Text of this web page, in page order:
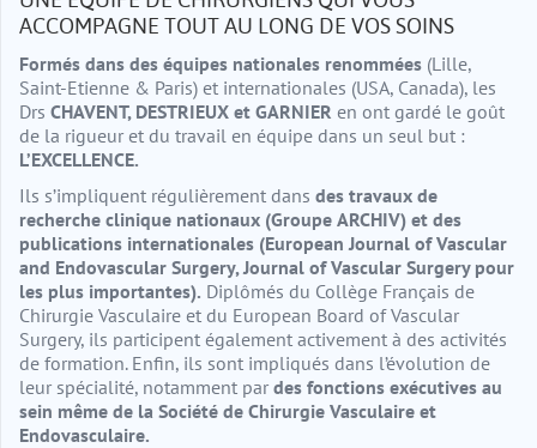
ACCOMPAGNE TOUT AU LONG DE VOS SOINS
Formés dans des équipes nationales renommées (Lille,
Saint-Etienne & Paris) et internationales (USA, Canada), les
Drs CHAVENT, DESTRIEUX et GARNIER en ont gardé le goût
de la rigueur et du travail en équipe dans un seul but :
L’EXCELLENCE.
Ils s’impliquent régulièrement dans des travaux de
recherche clinique nationaux (Groupe ARCHIV) et des
publications internationales (European Journal of Vascular
and Endovascular Surgery, Journal of Vascular Surgery pour
les plus importantes). Diplômés du Collège Français de
Chirurgie Vasculaire et du European Board of Vascular
Surgery, ils participent également activement à des activités
de formation. Enfin, ils sont impliqués dans l’évolution de
leur spécialité, notamment par des fonctions exécutives au
sein même de la Société de Chirurgie Vasculaire et
Endovasculaire.